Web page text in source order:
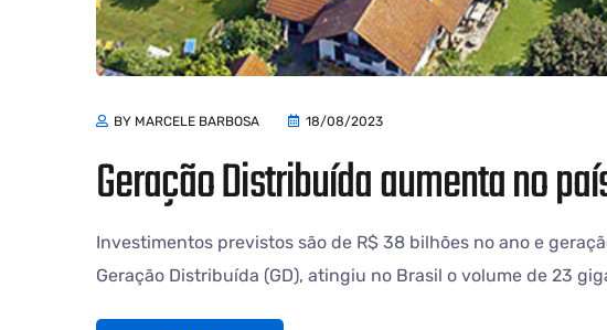
BY MARCELE BARBOSA 18/08/2023
Geração Distribuída aumenta no
Investimentos previstos são de R$ 38 bilhões no ano e
Geração Distribuída (GD), atingiu no Brasil o volume de 23